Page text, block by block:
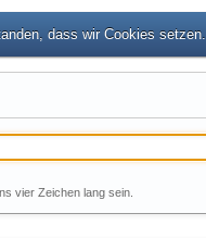
dass wir Cookies setzen.
vier Zeichen lang sein.